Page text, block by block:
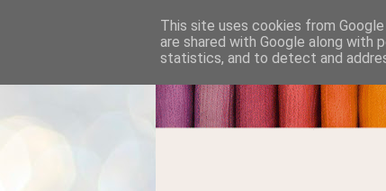
This site uses cookies from
are shared with Google along with
statistics, and to detect and